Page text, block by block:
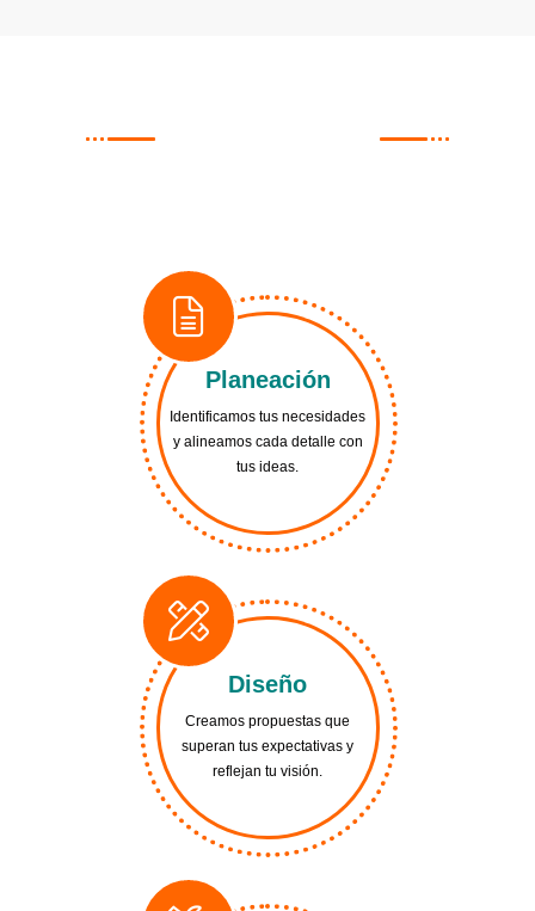
Planeación
Identificamos tus necesidades
y alineamos cada detalle con
tus ideas.
Diseño
Creamos propuestas que
superan tus expectativas y
reflejan tu visión.